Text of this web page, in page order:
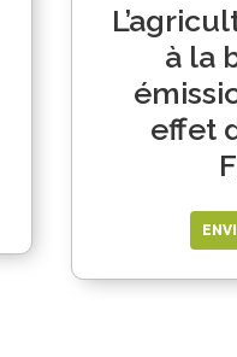
à la
effet